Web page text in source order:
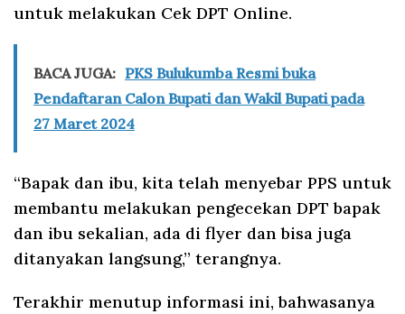
untuk melakukan Cek DPT Online.
BACA JUGA: PKS Bulukumba Resmi buka
Pendaftaran Calon Bupati dan Wakil Bupati pada
27 Maret 2024
“Bapak dan ibu, kita telah menyebar PPS untuk
membantu melakukan pengecekan DPT bapak
dan ibu sekalian, ada di flyer dan bisa juga
ditanyakan langsung,” terangnya.
Terakhir menutup informasi ini, bahwasanya